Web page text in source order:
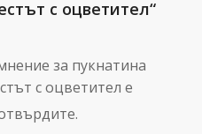
с оцветител“
за пукнатина
с оцветител е